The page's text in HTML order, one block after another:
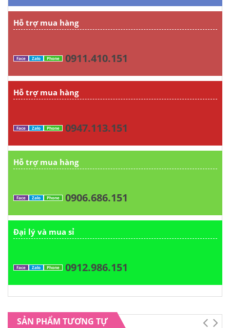
Hỗ trợ mua hàng
Face Zalo Phone 0911.410.151
Hỗ trợ mua hàng
Face Zalo Phone 0947.113.151
Hỗ trợ mua hàng
Face Zalo Phone 0906.686.151
Đại lý và mua sỉ
Face Zalo Phone 0912.986.151
SẢN PHẨM TƯƠNG TỰ